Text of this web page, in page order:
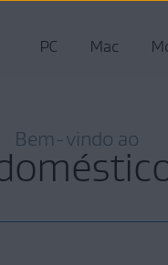
PC Mac
Bem-vindo ao